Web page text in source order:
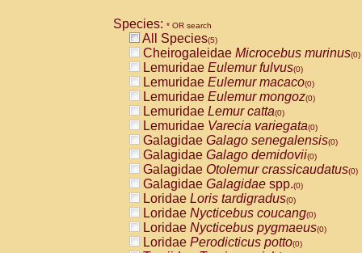
CebidaeCebus capucinus
CebidaeCebus nigrivittatus
CebidaeCebus spp.(0)
CebidaeSaimiri boliviensis(0)
CebidaeSaimiri sciureus(0)
AtelidaeAlouatta caraya(0)
AtelidaeAlouatta fusca(0)
AtelidaeAlouatta seniculus(0)
AtelidaeAlouattaspp.(0)
AtelidaeAteles belzebuth(0)
AtelidaeAteles geoffroyi(0)
AtelidaeAteles paniscus(0)
AtelidaeAtelesspp.(0)
AtelidaeLagothrix lagothricha(0)
AtelidaeLagothrix lagothricha cana
PitheciidaeCacajao calvus
Species: * OR search
All Species(5)
Cheirogaleidae Microcebus murinus(0)
Lemuridae Eulemur fulvus(0)
Lemuridae Eulemur macaco(0)
Lemuridae Eulemur mongoz(0)
Lemuridae Lemur catta(0)
Lemuridae Varecia variegata(0)
Galagidae Galago senegalensis(0)
Galagidae Galago demidovii(0)
Galagidae Otolemur crassicaudatus(0)
Galagidae Galagidae spp.(0)
Loridae Loris tardigradus(0)
Loridae Nycticebus coucang(0)
Loridae Nycticebus pygmaeus(0)
Loridae Perodicticus potto(0)